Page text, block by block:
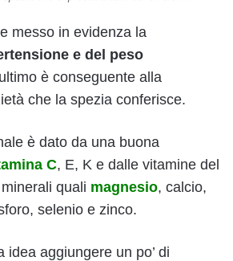
messo in evidenza la
e del peso
è conseguente alla
che la spezia conferisce.
è dato da una buona
C, E, K e dalle vitamine del
quali magnesio, calcio,
selenio e zinco.
idea aggiungere un po’ di